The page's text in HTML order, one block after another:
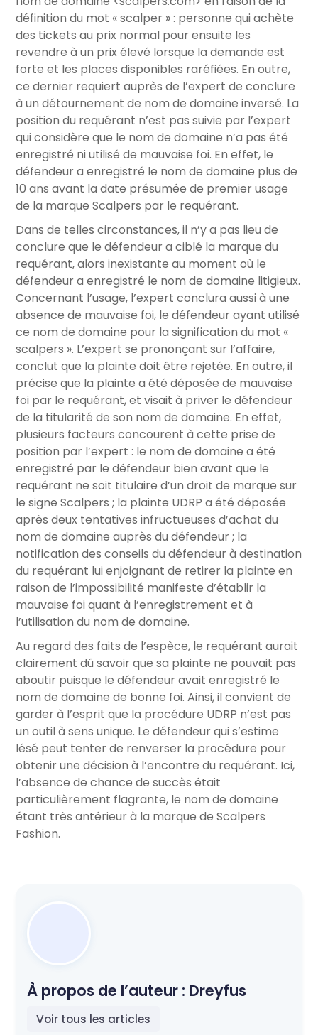
définition du mot « scalper » : personne qui achète
des tickets au prix normal pour ensuite les
revendre à un prix élevé lorsque la demande est
forte et les places disponibles raréfiées. En outre,
ce dernier requiert auprès de l’expert de conclure
à un détournement de nom de domaine inversé. La
position du requérant n’est pas suivie par l’expert
qui considère que le nom de domaine n’a pas été
enregistré ni utilisé de mauvaise foi. En effet, le
défendeur a enregistré le nom de domaine plus de
10 ans avant la date présumée de premier usage
de la marque Scalpers par le requérant.
Dans de telles circonstances, il n’y a pas lieu de
conclure que le défendeur a ciblé la marque du
requérant, alors inexistante au moment où le
défendeur a enregistré le nom de domaine litigieux.
Concernant l’usage, l’expert conclura aussi à une
absence de mauvaise foi, le défendeur ayant utilisé
ce nom de domaine pour la signification du mot «
scalpers ». L’expert se prononçant sur l’affaire,
conclut que la plainte doit être rejetée. En outre, il
précise que la plainte a été déposée de mauvaise
foi par le requérant, et visait à priver le défendeur
de la titularité de son nom de domaine. En effet,
plusieurs facteurs concourent à cette prise de
position par l’expert : le nom de domaine a été
enregistré par le défendeur bien avant que le
requérant ne soit titulaire d’un droit de marque sur
le signe Scalpers ; la plainte UDRP a été déposée
après deux tentatives infructueuses d’achat du
nom de domaine auprès du défendeur ; la
notification des conseils du défendeur à destination
du requérant lui enjoignant de retirer la plainte en
raison de l’impossibilité manifeste d’établir la
mauvaise foi quant à l’enregistrement et à
l’utilisation du nom de domaine.
Au regard des faits de l’espèce, le requérant aurait
clairement dû savoir que sa plainte ne pouvait pas
aboutir puisque le défendeur avait enregistré le
nom de domaine de bonne foi. Ainsi, il convient de
garder à l’esprit que la procédure UDRP n’est pas
un outil à sens unique. Le défendeur qui s’estime
lésé peut tenter de renverser la procédure pour
obtenir une décision à l’encontre du requérant. Ici,
l’absence de chance de succès était
particulièrement flagrante, le nom de domaine
étant très antérieur à la marque de Scalpers
Fashion.
À propos de l’auteur : Dreyfus
Voir tous les articles